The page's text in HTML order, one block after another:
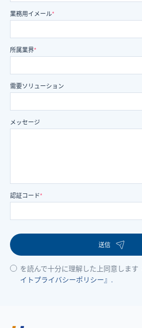
業務用イメール*
所属業界*
需要ソリューション
メッセージ
認証コード*
送信
を読んで十分に理解した上同意します
イトプライバシーポリシー』.